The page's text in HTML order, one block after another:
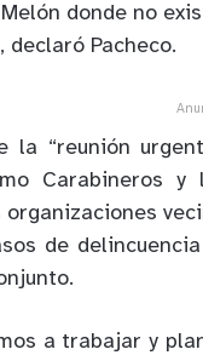
donde no
declaró Pacheco.
la “reunión
Carabineros y
de
a trabajar y